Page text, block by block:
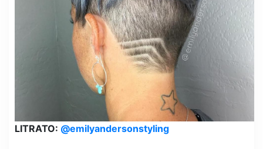
LITRATO: @emilyandersonstyling